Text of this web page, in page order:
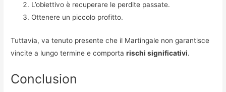
L’obiettivo è recuperare le perdite passate.
Ottenere un piccolo profitto.
Tuttavia, va tenuto presente che il Martingale non garantisce
vincite a lungo termine e comportarischi significativi.
Conclusion